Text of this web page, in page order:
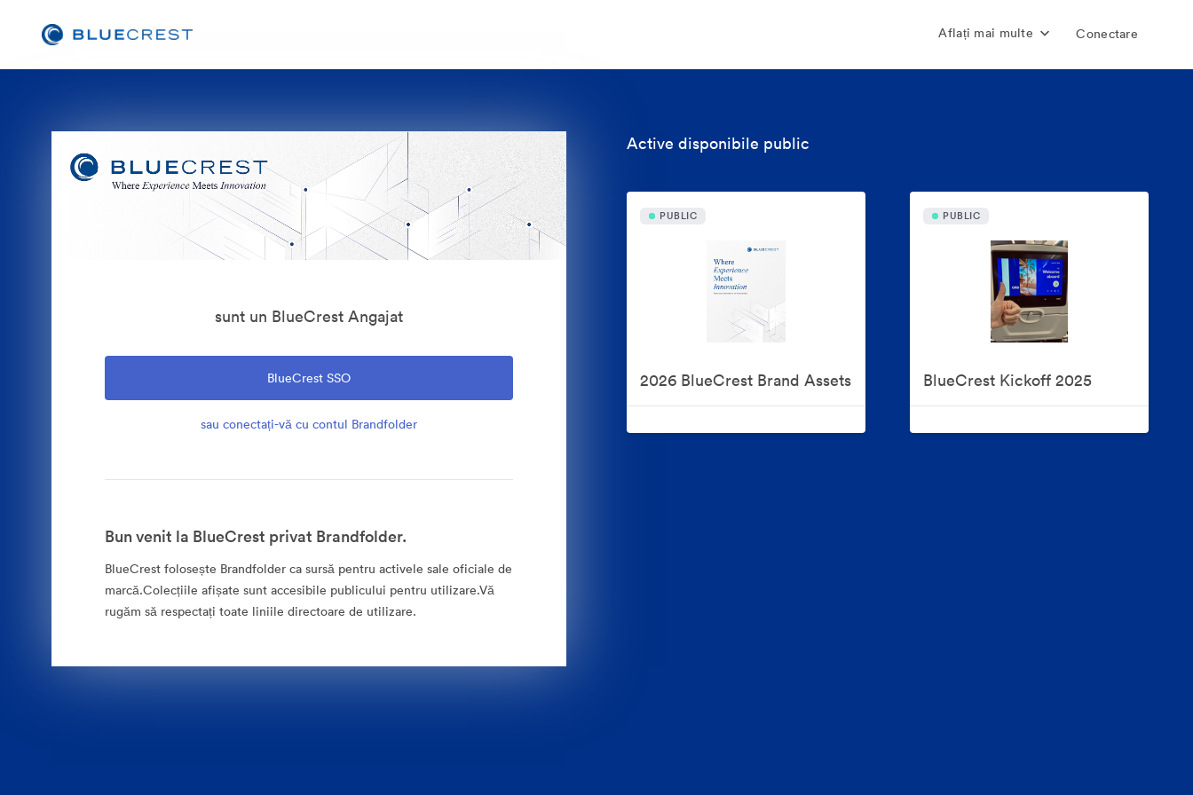
Aflați mai multe Conectare
sunt un BlueCrest Angajat
BlueCrest SSO
sau conectați-vă cu contul Brandfolder
Bun venit la BlueCrest privat Brandfolder.
BlueCrest folosește Brandfolder ca sursă pentru activele sale oficiale de
marcă.Colecțiile afișate sunt accesibile publicului pentru utilizare.Vă
rugăm să respectați toate liniile directoare de utilizare.
Active disponibile public
PUBLIC
2026 BlueCrest Brand Assets
PUBLIC
BlueCrest Kickoff 2025